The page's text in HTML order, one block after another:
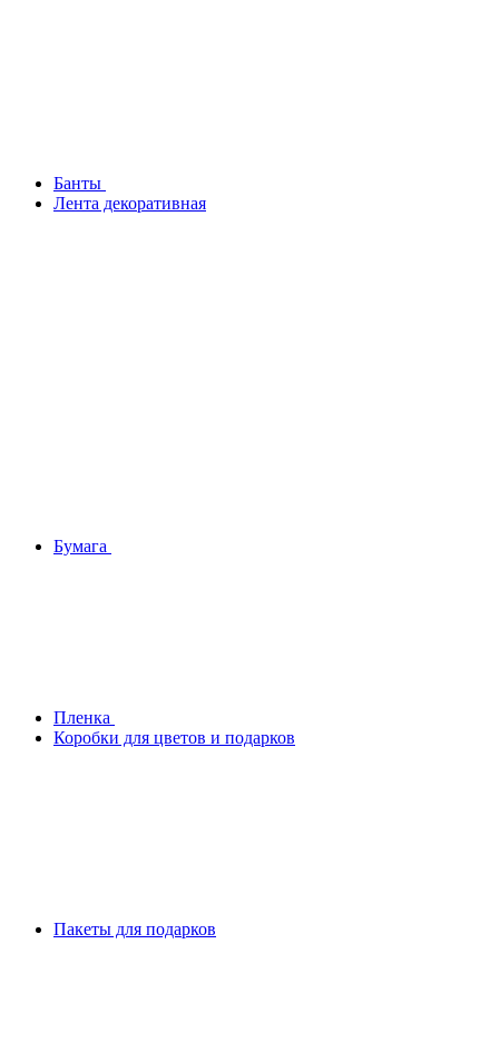
Банты
Лента декоративная
Бумага
Плeнка
Коробки для цветов и подарков
Пакеты для подарков